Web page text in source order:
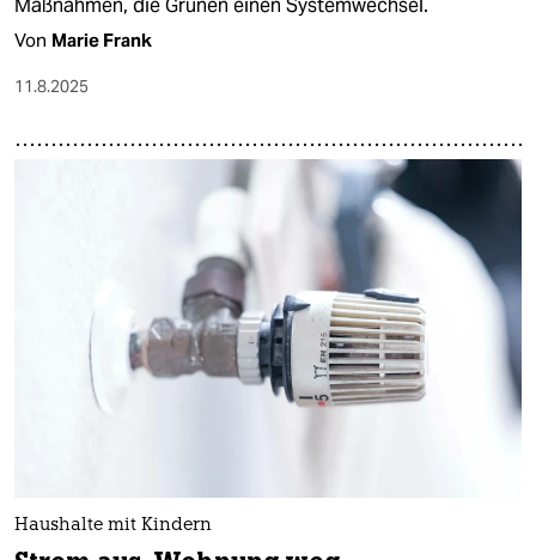
Maßnahmen, die Grünen einen Systemwechsel.
Von Marie Frank
11.8.2025
Haushalte mit Kindern